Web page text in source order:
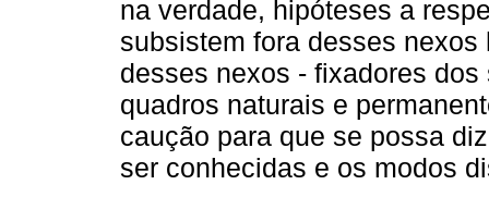
na verdade, hipóteses a
subsistem fora desses
desses nexos - fixadores
quadros naturais e
caução para que se possa
ser conhecidas e os modos